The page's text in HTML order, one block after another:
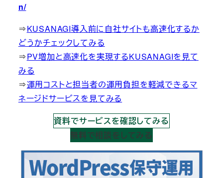
n/
⇒KUSANAGI導入前に自社サイトも高速化するか
どうかチェックしてみる
⇒PV増加と高速化を実現するKUSANAGIを見て
みる
⇒運用コストと担当者の運用負担を軽減できるマ
ネージドサービスを見てみる
資料でサービスを確認してみる
無料で相談をしてみる